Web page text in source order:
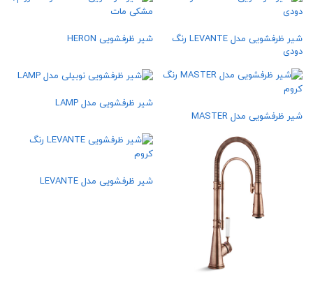
شیر ظرفشویی مدل LEVANTE رنگ
دودی
شیر ظرفشویی HERON
شیر ظرفشویی مدل MASTER
شیر ظرفشویی مدل LAMP
شیر ظرفشویی مدل LEVANTE